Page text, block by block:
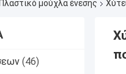
Πλαστικό μούχλα ένεσης
(46)